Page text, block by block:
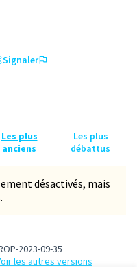
Signaler
Les plus
anciens
Les plus
débattus
désactivés, mais
2023-09-35
voir les autres versions